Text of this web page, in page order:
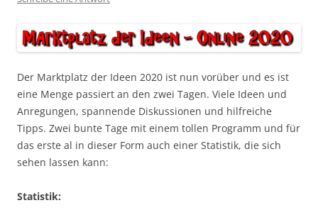
Der Marktplatz der Ideen 2020 ist nun vorüber und es ist
eine Menge passiert an den zwei Tagen. Viele Ideen und
Anregungen, spannende Diskussionen und hilfreiche
Tipps. Zwei bunte Tage mit einem tollen Programm und für
das erste al in dieser Form auch einer Statistik, die sich
sehen lassen kann:
Statistik: